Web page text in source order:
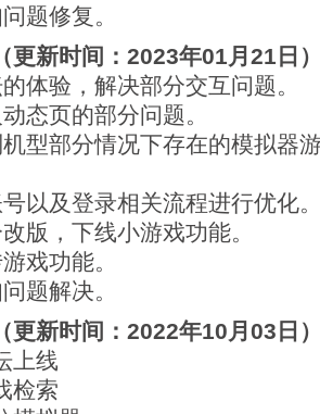
题修复。
更新时间：2023年01月21日
体验，解决部分交互问题。
态页的部分问题。
型部分情况下存在的模拟器
以及登录相关流程进行优化
版，下线小游戏功能。
戏功能。
题解决。
更新时间：2022年10月03日
上线
检索